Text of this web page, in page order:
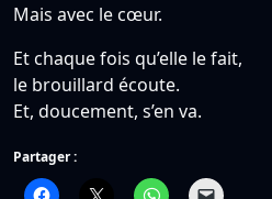
Mais avec le cœur.
Et chaque fois qu’elle le fait,
le brouillard écoute.
Et, doucement, s’en va.
Partager :